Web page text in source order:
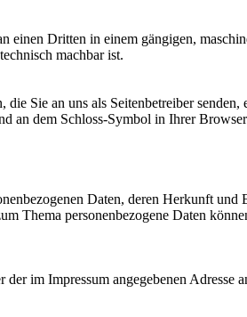
einen Dritten in einem gängigen,
machbar ist.
Sie an uns als Seitenbetreiber
an dem Schloss-Symbol in Ihrer
Daten, deren Herkunft und
Thema personenbezogene Daten
im Impressum angegebenen Adresse